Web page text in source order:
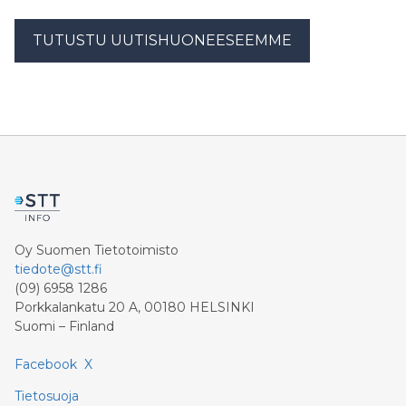
TUTUSTU UUTISHUONEESEEMME
Oy Suomen Tietotoimisto
tiedote@stt.fi
(09) 6958 1286
Porkkalankatu 20 A, 00180 HELSINKI
Suomi – Finland
Facebook X
Tietosuoja